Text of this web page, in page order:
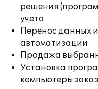
решения
учета
Перенос данных
автоматизации
Продажа
Установка
компьютеры